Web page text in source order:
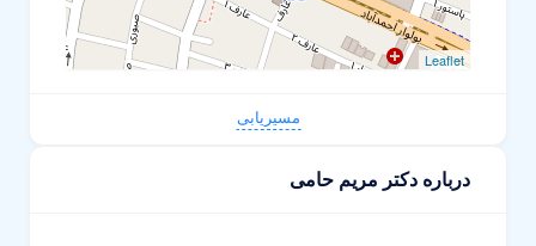
Leaflet
مسیریابی
درباره دکتر مریم حامی